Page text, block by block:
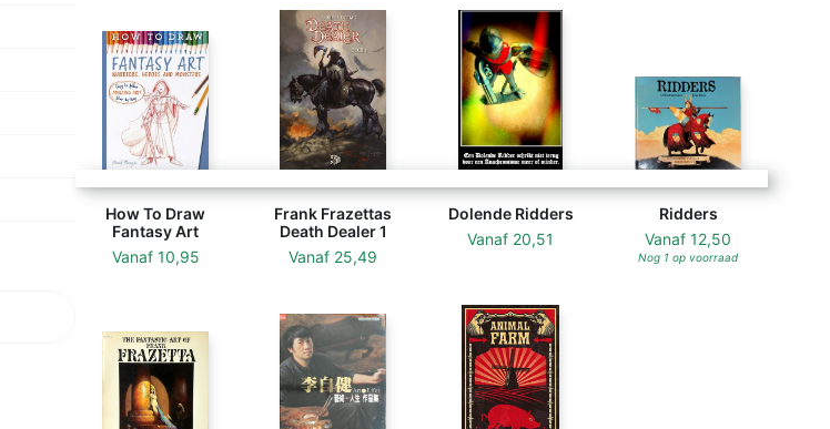
How To Draw
Fantasy Art
Vanaf 10,95
Frank Frazettas
Death Dealer 1
Vanaf 25,49
Dolende Ridders
Vanaf 20,51
Ridders
Vanaf 12,50
Nog 1 op voorraad